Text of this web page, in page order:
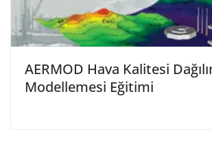
AERMOD Hava Kalitesi
Modellemesi Eğitimi